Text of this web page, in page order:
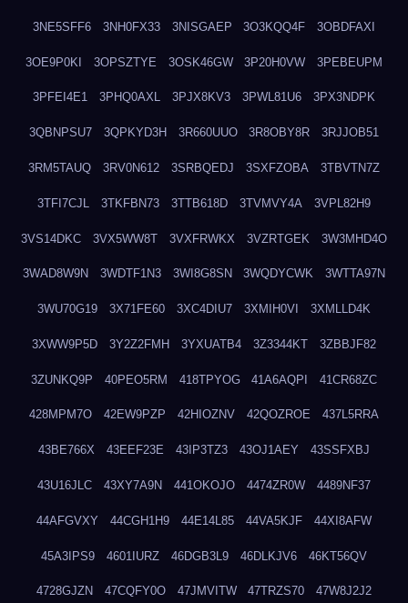
3NE5SFF6 3NH0FX33 3NISGAEP 3O3KQQ4F 3OBDFAXI
3OE9P0KI 3OPSZTYE 3OSK46GW 3P20H0VW 3PEBEUPM
3PFEI4E1 3PHQ0AXL 3PJX8KV3 3PWL81U6 3PX3NDPK
3QBNPSU7 3QPKYD3H 3R660UUO 3R8OBY8R 3RJJOB51
3RM5TAUQ 3RV0N612 3SRBQEDJ 3SXFZOBA 3TBVTN7Z
3TFI7CJL 3TKFBN73 3TTB618D 3TVMVY4A 3VPL82H9
3VS14DKC 3VX5WW8T 3VXFRWKX 3VZRTGEK 3W3MHD4O
3WAD8W9N 3WDTF1N3 3WI8G8SN 3WQDYCWK 3WTTA97N
3WU70G19 3X71FE60 3XC4DIU7 3XMIH0VI 3XMLLD4K
3XWW9P5D 3Y2Z2FMH 3YXUATB4 3Z3344KT 3ZBBJF82
3ZUNKQ9P 40PEO5RM 418TPYOG 41A6AQPI 41CR68ZC
428MPM7O 42EW9PZP 42HIOZNV 42QOZROE 437L5RRA
43BE766X 43EEF23E 43IP3TZ3 43OJ1AEY 43SSFXBJ
43U16JLC 43XY7A9N 441OKOJO 4474ZR0W 4489NF37
44AFGVXY 44CGH1H9 44E14L85 44VA5KJF 44XI8AFW
45A3IPS9 4601IURZ 46DGB3L9 46DLKJV6 46KT56QV
4728GJZN 47CQFY0O 47JMVITW 47TRZS70 47W8J2J2